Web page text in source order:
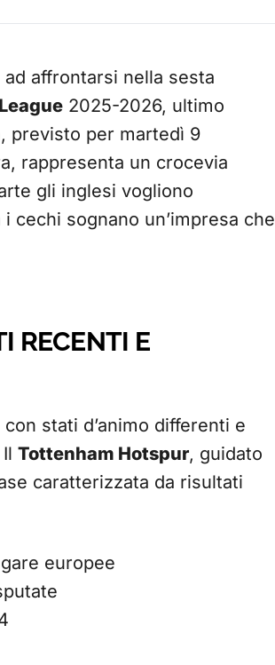
affrontarsi nella sesta
2025-2026, ultimo
previsto per martedì 9
rappresenta un crocevia
gli inglesi vogliono
cechi sognano un’impresa che
RECENTI E
stati d’animo differenti e
Tottenham Hotspur, guidato
caratterizzata da risultati
europee